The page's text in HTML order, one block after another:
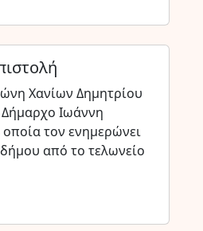
Χανίων Δημητρίου
Ιωάννη
τον ενημερώνει
από το τελωνείο